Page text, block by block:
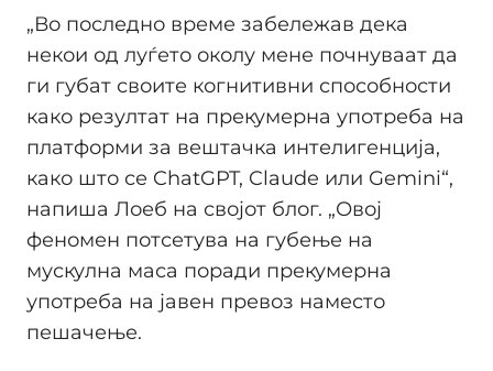
„Во последно време забележав дека
некои од луѓето околу мене почнуваат да
ги губат своите когнитивни способности
како резултат на прекумерна употреба на
платформи за вештачка интелигенција,
како што се ChatGPT, Claude или Gemini“,
напиша Лоеб на својот блог. „Овој
феномен потсетува на губење на
мускулна маса поради прекумерна
употреба на јавен превоз наместо
пешачење.